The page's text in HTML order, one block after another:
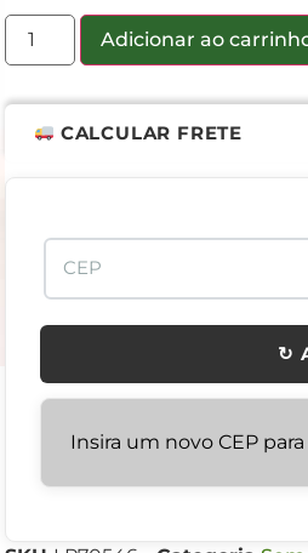
Adicionar ao
CALCULAR FRETE
↻
Insira um novo CEP